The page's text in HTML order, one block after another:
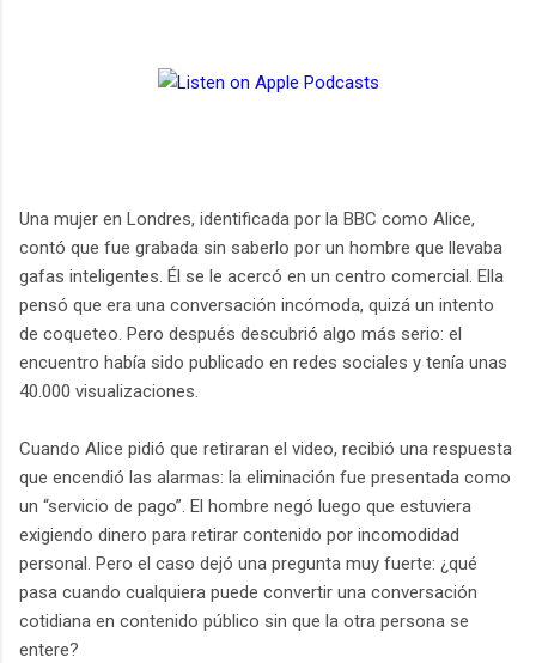
Una mujer en Londres, identificada por la BBC como Alice,
contó que fue grabada sin saberlo por un hombre que llevaba
gafas inteligentes. Él se le acercó en un centro comercial. Ella
pensó que era una conversación incómoda, quizá un intento
de coqueteo. Pero después descubrió algo más serio: el
encuentro había sido publicado en redes sociales y tenía unas
40.000 visualizaciones.
Cuando Alice pidió que retiraran el video, recibió una respuesta
que encendió las alarmas: la eliminación fue presentada como
un “servicio de pago”. El hombre negó luego que estuviera
exigiendo dinero para retirar contenido por incomodidad
personal. Pero el caso dejó una pregunta muy fuerte: ¿qué
pasa cuando cualquiera puede convertir una conversación
cotidiana en contenido público sin que la otra persona se
entere?